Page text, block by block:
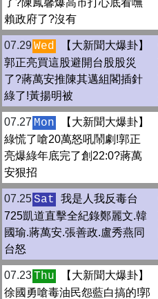
賴政府了?沒有
07.29Wed
【大新聞大爆卦】
郭正亮買這股避開台股股災
了?蔣萬安推陳其邁組閣插針
綠了!黃揚明被
07.27 Mon
【大新聞大爆卦】
綠慌了嗆20萬怒吼鬧劇!郭正
亮爆綠年底完了創22:0?蔣萬
安狠招
07.25Sat
我是人我反毒台
725凱道直擊全紀錄鄭麗文.韓
國瑜.蔣萬安.張善政.盧秀燕同
台怒
07.23Thu
【大新聞大爆卦】
徐國勇嗆毒油民怨藍白搞的!郭